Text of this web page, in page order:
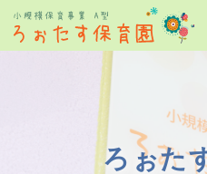
ろぉた